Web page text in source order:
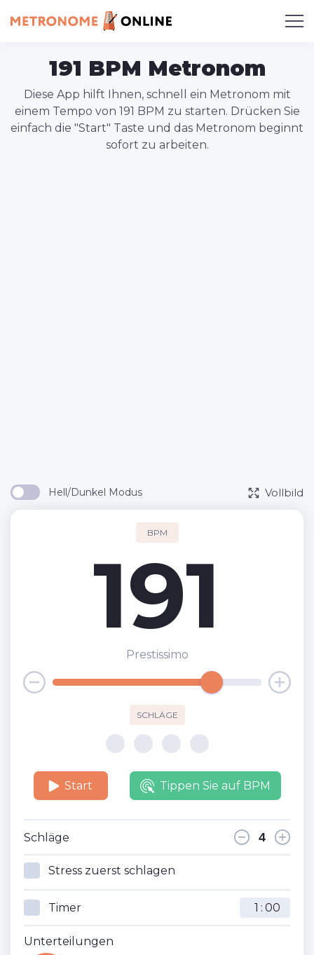
191 BPM Metronom
Diese App hilft Ihnen, schnell ein Metronom mit
einem Tempo von 191 BPM zu starten. Drücken Sie
einfach die "Start" Taste und das Metronom beginnt
sofort zu arbeiten.
Hell/Dunkel Modus Vollbild
BPM
191
Prestissimo
SCHLÄGE
Start Tippen Sie auf BPM
Schläge
Stress zuerst schlagen
Timer :
Unterteilungen